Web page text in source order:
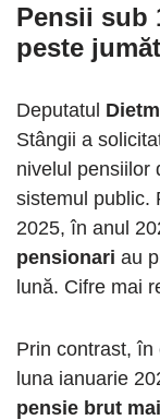
Pensii sub
peste
Deputatul
Stângii a
nivelul pensiilor
sistemul public.
2025, în anul
pensionari au
lună. Cifre mai
Prin contrast, în
luna ianuarie
pensie brut